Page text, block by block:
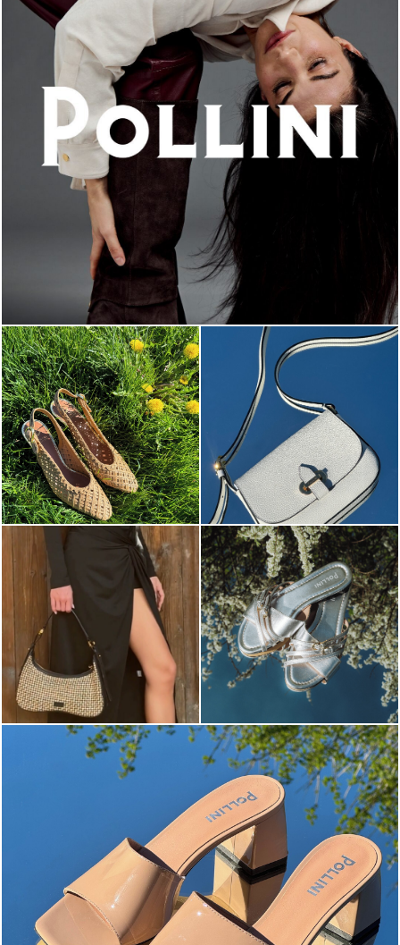
An ode to the house’s vibrant Italian roots, the new...
The most-wanted mules and sandals are now on sale. ...